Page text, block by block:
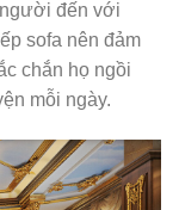
đến với
sofa nên đảm
chắn họ ngồi
mỗi ngày.